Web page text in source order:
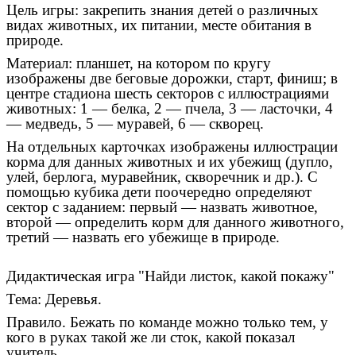
Цель игры: закрепить знания детей о различных
видах животных, их питании, месте обитания в
природе.
Материал: планшет, на котором по кругу
изображены две беговые дорожки, старт, финиш; в
центре стадиона шесть секторов с иллюстрациями
животных: 1 — белка, 2 — пчела, 3 — ласточки, 4
— медведь, 5 — муравей, 6 — скворец.
На отдельных карточках изображены иллюстрации
корма для данных животных и их убежищ (дупло,
улей, берлога, муравейник, скворечник и др.). С
помощью кубика дети поочередно определяют
сектор с заданием: первый — назвать животное,
второй — определить корм для данного животного,
третий — назвать его убежище в природе.
Дидактическая игра "Найди листок, какой покажу"
Тема: Деревья.
Правило. Бежать по команде можно только тем, у
кого в руках такой же ли сток, какой показал